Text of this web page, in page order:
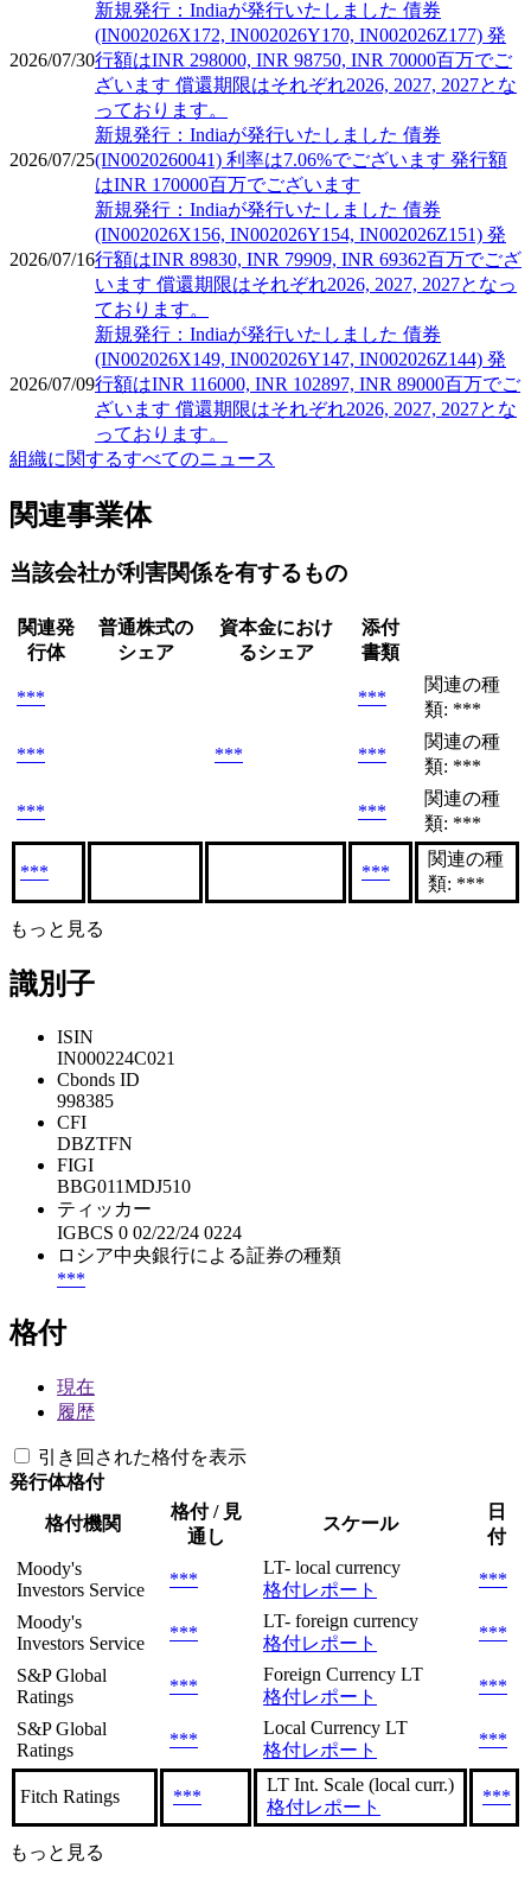
2026/07/30
新規発行：Indiaが発行いたしました 債券
(IN002026X172, IN002026Y170, IN002026Z177) 発
行額はINR 298000, INR 98750, INR 70000百万でご
ざいます 償還期限はそれぞれ2026, 2027, 2027とな
っております。
2026/07/25
新規発行：Indiaが発行いたしました 債券
(IN0020260041) 利率は7.06%でございます 発行額
はINR 170000百万でございます
2026/07/16
新規発行：Indiaが発行いたしました 債券
(IN002026X156, IN002026Y154, IN002026Z151) 発
行額はINR 89830, INR 79909, INR 69362百万でござ
います 償還期限はそれぞれ2026, 2027, 2027となっ
ております。
2026/07/09
新規発行：Indiaが発行いたしました 債券
(IN002026X149, IN002026Y147, IN002026Z144) 発
行額はINR 116000, INR 102897, INR 89000百万でご
ざいます 償還期限はそれぞれ2026, 2027, 2027とな
っております。
組織に関するすべてのニュース
関連事業体
当該会社が利害関係を有するもの
関連発
行体
普通株式の
シェア
資本金におけ
るシェア
添付
書類
*** ***
関連の種
類: ***
*** *** ***
関連の種
類: ***
*** ***
関連の種
類: ***
*** ***
関連の種
類: ***
もっと見る
識別子
ISIN
IN000224C021
Cbonds ID
998385
CFI
DBZTFN
FIGI
BBG011MDJ510
ティッカー
IGBCS 0 02/22/24 0224
ロシア中央銀行による証券の種類
***
格付
現在
履歴
引き回された格付を表示
発行体格付
格付機関
格付 / 見
通し
スケール
日
付
Moody's
Investors Service
***
LT- local currency
格付レポート
***
Moody's
Investors Service
***
LT- foreign currency
格付レポート
***
S&P Global
Ratings
***
Foreign Currency LT
格付レポート
***
S&P Global
Ratings
***
Local Currency LT
格付レポート
***
Fitch Ratings ***
LT Int. Scale (local curr.)
格付レポート
***
もっと見る